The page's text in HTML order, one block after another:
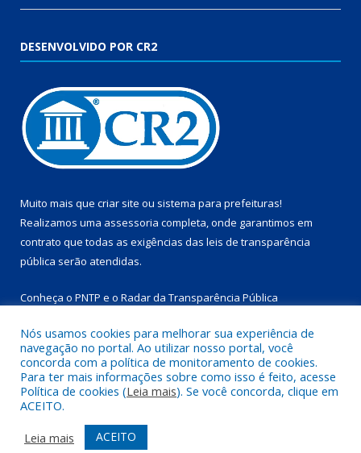
DESENVOLVIDO POR CR2
Muito mais que criar site ou sistema para prefeituras!
Realizamos uma assessoria completa, onde garantimos em
contrato que todas as exigências das leis de transparência
pública serão atendidas.
Conheça o PNTP e o Radar da Transparência Pública
Todos os direitos reservados a Prefeitura Municipal de
Marapanim.
Mapa do Site
Acessar Área Administrativa
Nós usamos cookies para melhorar sua experiência de
navegação no portal. Ao utilizar nosso portal, você
concorda com a política de monitoramento de cookies.
Para ter mais informações sobre como isso é feito, acesse
Política de cookies (Leia mais). Se você concorda, clique em
ACEITO.
Leia mais
ACEITO